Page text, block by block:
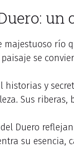
un
majestuoso río
se
historias y
Sus
del Duero
su esencia,